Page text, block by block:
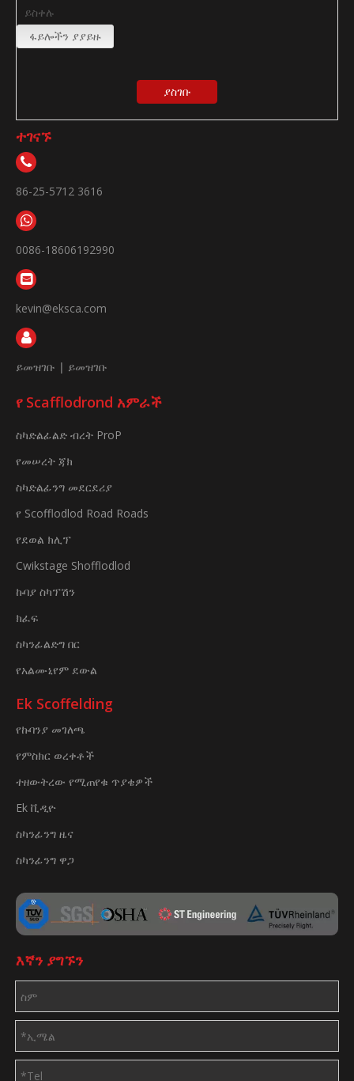
ይስቀሉ
ፋይሎችን ያያይዙ
ያስገቡ
ተገናኙ
86-25-5712 3616
0086-18606192990
kevin@eksca.com
ይመዝገቡ | ይመዝገቡ
የ Scafflodrond አምራች
ስካድልፊልድ ብረት ProP
የመሠረት ጃክ
ስካድልፊንግ መደርደሪያ
የ Scofflodlod Road Roads
የደወል ክሊፕ
Cwikstage Shofflodlod
ኩባያ ስካፕሽን
ክፈፍ
ስካንፊልድግ በር
የአልሙኒየም ደውል
Ek Scoffelding
የኩባንያ መገለጫ
የምስክር ወረቀቶች
ተዘውትረው የሚጠየቁ ጥያቄዎች
Ek ቪዲዮ
ስካንፊንግ ዜና
ስካንፊንግ ዋጋ
እኛን ያግኙን